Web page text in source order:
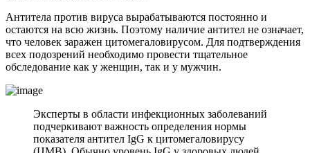
Антитела против вируса вырабатываются постоянно и
остаются на всю жизнь. Поэтому наличие антител не означает,
что человек заражен цитомегаловирусом. Для подтверждения
всех подозрений необходимо провести тщательное
обследование как у женщин, так и у мужчин.
Эксперты в области инфекционных заболеваний
подчеркивают важность определения нормы
показателя антител IgG к цитомегаловирусу